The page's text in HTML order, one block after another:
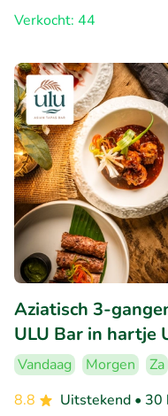
Verkocht: 44
Aziatisch 3-
ULU Bar in hartje
Vandaag Morgen Za
8.8
Uitstekend • 30